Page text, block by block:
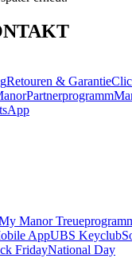
Retouren & Garantie
Partnerprogramm
Manor
AppUBS Keyclub
FridayNational Day